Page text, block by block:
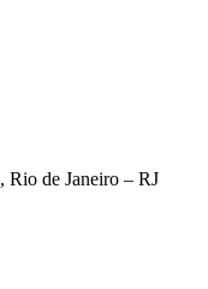
Rio de Janeiro – RJ